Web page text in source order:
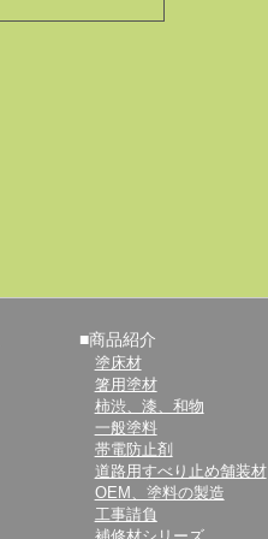
■商品紹介
塗床材
箸用塗材
柿渋、漆、和物
一般塗料
帯電防止剤
道路用すべり止め舗装材
OEM、塗料の製造
工事請負